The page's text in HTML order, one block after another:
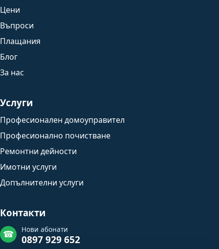
Цени
Въпроси
Плащания
Блог
За нас
Услуги
Професионален домоуправител
Професионално почистване
Ремонтни дейности
Имотни услуги
Допълнителни услуги
Контакти
☎ Нови абонати
0897 929 652